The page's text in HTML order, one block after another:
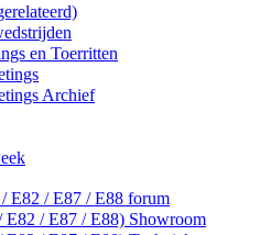
en Toerritten
Archief
/ E87 / E88 forum
/ E87 / E88) Showroom